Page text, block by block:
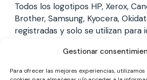
Gestionar
Para ofrecer las mejores experiencias,
Todos los logotipos HP, Xerox,
Brother, Samsung, Kyocera,
registradas y solo se utilizan para
marcas, y solo reparamos
somos un servicio técnico